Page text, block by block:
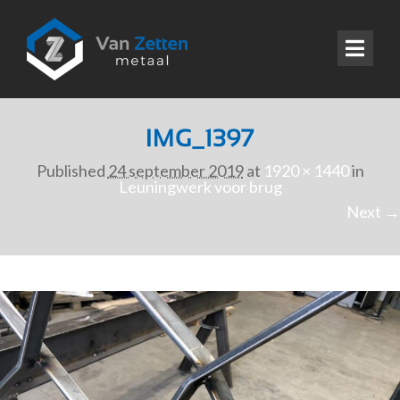
IMG_1397
Published 24 september 2019at 1920 × 1440in
Leuningwerk voor brug
Next →